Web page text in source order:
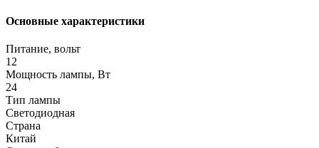
Основные характеристики
Питание, вольт
12
Мощность лампы, Вт
24
Тип лампы
Светодиодная
Страна
Китай